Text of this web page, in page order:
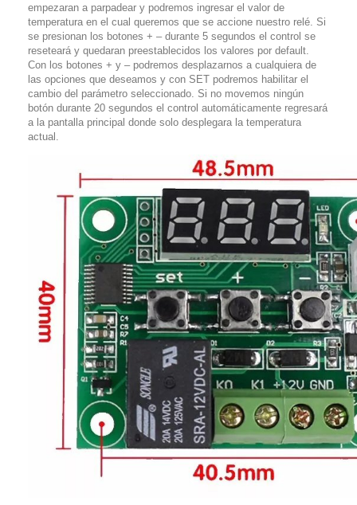
empezaran a parpadear y podremos ingresar el valor de
temperatura en el cual queremos que se accione nuestro relé. Si
se presionan los botones + – durante 5 segundos el control se
reseteará y quedaran preestablecidos los valores por default.
Con los botones + y – podremos desplazarnos a cualquiera de
las opciones que deseamos y con SET podremos habilitar el
cambio del parámetro seleccionado. Si no movemos ningún
botón durante 20 segundos el control automáticamente regresará
a la pantalla principal donde solo desplegara la temperatura
actual.